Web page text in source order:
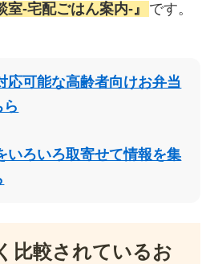
室‐宅配ごはん案内‐』 です。
応可能な高齢者向けお弁当
いろいろ取寄せて情報を集
比較されているお